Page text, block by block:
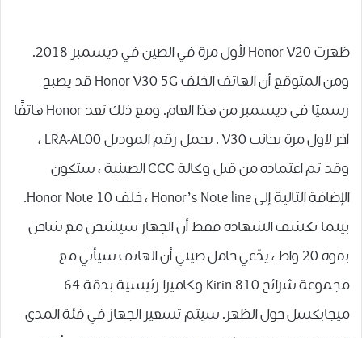
ظهرت Honor V20 لأول مرة في الصين في ديسمبر 2018.
ومن المتوقع أن الهاتف الخلف Honor V30 5G قد يصبح
رسميًا في ديسمبر من هذا العام. ومع ذلك تعد Honor هاتفًا
آخر لاول مرة بجانب V30 . يحمل رقم الموديل LRA-AL00 ،
وقد تم اعتماده من قبل وكالة CCC الصينية ، ستكون
الإضافة التالية إلى Honor’s Note line ، خلف Honor Note 10.
بينما تكشف الشهادة فقط أن الجهاز سيشحن مع شاحن
بقوة 20 واط ، يدّعي حامل صيني أن الهاتف سيأتي مع
مجموعة شرائح Kirin 810 وكاميرا رئيسية بدقة 64
ميجابكسل حول الظهر. سيتم تسعير الجهاز في فئة المدى